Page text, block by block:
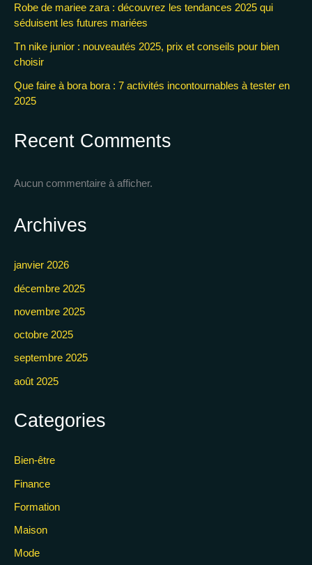
Robe de mariee zara : découvrez les tendances 2025 qui
séduisent les futures mariées
Tn nike junior : nouveautés 2025, prix et conseils pour bien
choisir
Que faire à bora bora : 7 activités incontournables à tester en
2025
Recent Comments
Aucun commentaire à afficher.
Archives
janvier 2026
décembre 2025
novembre 2025
octobre 2025
septembre 2025
août 2025
Categories
Bien-être
Finance
Formation
Maison
Mode